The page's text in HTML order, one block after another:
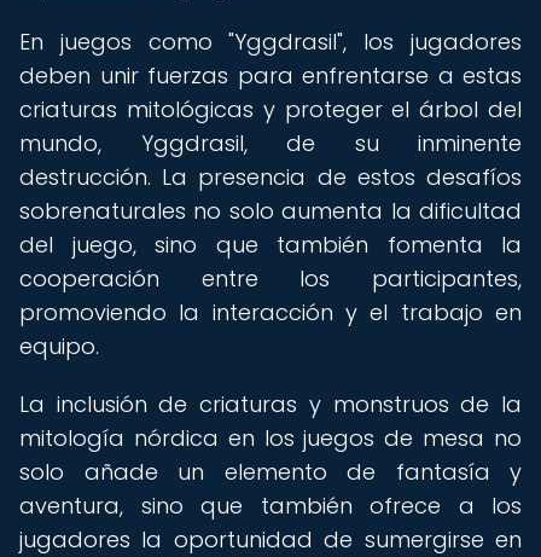
En juegos como "Yggdrasil", los jugadores
deben unir fuerzas para enfrentarse a estas
criaturas mitológicas y proteger el árbol del
mundo, Yggdrasil, de su inminente
destrucción. La presencia de estos desafíos
sobrenaturales no solo aumenta la dificultad
del juego, sino que también fomenta la
cooperación entre los participantes,
promoviendo la interacción y el trabajo en
equipo.
La inclusión de criaturas y monstruos de la
mitología nórdica en los juegos de mesa no
solo añade un elemento de fantasía y
aventura, sino que también ofrece a los
jugadores la oportunidad de sumergirse en